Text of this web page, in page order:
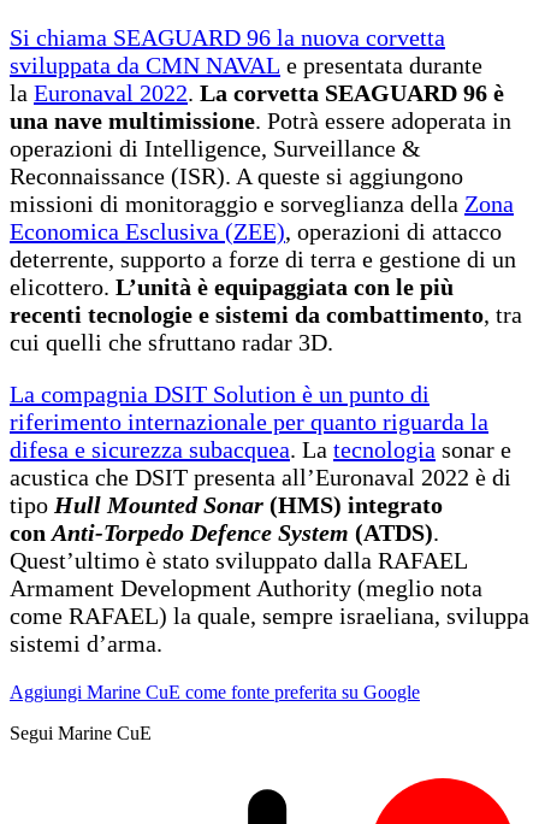
Si chiama SEAGUARD 96 la nuova corvetta
sviluppata da CMN NAVAL e presentata durante
la Euronaval 2022. La corvetta SEAGUARD 96 è
una nave multimissione. Potrà essere adoperata in
operazioni di Intelligence, Surveillance &
Reconnaissance (ISR). A queste si aggiungono
missioni di monitoraggio e sorveglianza della Zona
Economica Esclusiva (ZEE), operazioni di attacco
deterrente, supporto a forze di terra e gestione di un
elicottero. L’unità è equipaggiata con le più
recenti tecnologie e sistemi da combattimento, tra
cui quelli che sfruttano radar 3D.
La compagnia DSIT Solution è un punto di
riferimento internazionale per quanto riguarda la
difesa e sicurezza subacquea. La tecnologia sonar e
acustica che DSIT presenta all’Euronaval 2022 è di
tipo Hull Mounted Sonar (HMS) integrato
con Anti-Torpedo Defence System (ATDS).
Quest’ultimo è stato sviluppato dalla RAFAEL
Armament Development Authority (meglio nota
come RAFAEL) la quale, sempre israeliana, sviluppa
sistemi d’arma.
Aggiungi Marine CuE come fonte preferita su Google
Segui Marine CuE